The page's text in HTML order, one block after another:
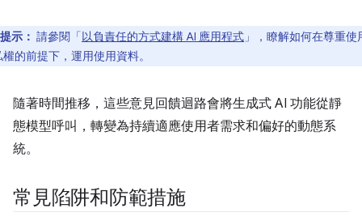
提示： 請參閱「以負責任的方式建構 AI 應用程式 」，瞭解如何在尊重使
的前提下，運用使用資料。
隨著時間推移，這些意見回饋迴路會將生成式 AI 功能從靜
態模型呼叫，轉變為持續適應使用者需求和偏好的動態系
統。
常見陷阱和防範措施